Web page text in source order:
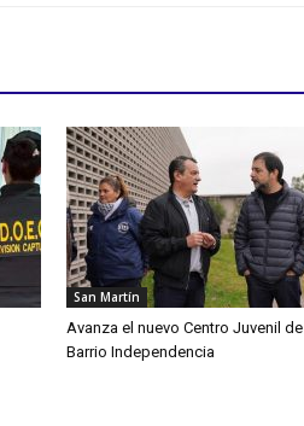
San Martín
Avanza el nuevo Centro Juvenil de
Barrio Independencia